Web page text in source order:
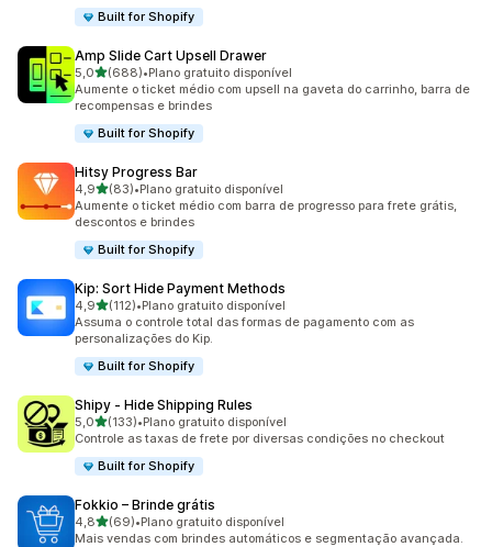
Built for Shopify
Amp Slide Cart Upsell Drawer
5,0de 5 estrelas
(688)
688 avaliações ao todo
•Plano gratuito disponível
Aumente o ticket médio com upsell na gaveta do carrinho, barra de
recompensas e brindes
Built for Shopify
Hitsy Progress Bar
4,9de 5 estrelas
(83)
83 avaliações ao todo
•Plano gratuito disponível
Aumente o ticket médio com barra de progresso para frete grátis,
descontos e brindes
Built for Shopify
Kip: Sort Hide Payment Methods
4,9de 5 estrelas
(112)
112 avaliações ao todo
•Plano gratuito disponível
Assuma o controle total das formas de pagamento com as
personalizações do Kip.
Built for Shopify
Shipy ‑ Hide Shipping Rules
5,0de 5 estrelas
(133)
133 avaliações ao todo
•Plano gratuito disponível
Controle as taxas de frete por diversas condições no checkout
Built for Shopify
Fokkio – Brinde grátis
4,8de 5 estrelas
(69)
69 avaliações ao todo
•Plano gratuito disponível
Mais vendas com brindes automáticos e segmentação avançada.